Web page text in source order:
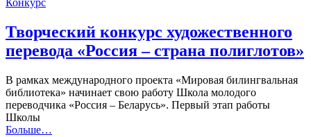
Конкурс
Творческий конкурс художественного
перевода «Россия – страна полиглотов»
В рамках международного проекта «Мировая билингвальная
библиотека» начинает свою работу Школа молодого
переводчика «Россия – Беларусь». Первый этап работы
Школы
Больше…